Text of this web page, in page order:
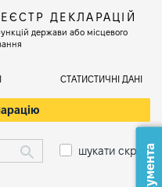
ДЕКЛАРАЦІЙ
держави або місцевого
СТАТИСТИЧНІ ДАНІ
шукати скрізь